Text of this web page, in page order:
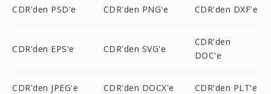
CDR'den PSD'e CDR'den PNG'e CDR'den DXF'e
CDR'den EPS'e CDR'den SVG'e
CDR'den
DOC'e
CDR'den JPEG'e CDR'den DOCX'e CDR'den PLT'e